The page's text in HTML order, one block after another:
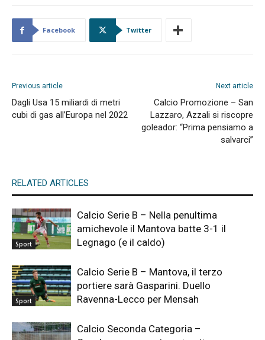
Facebook Twitter
Previous article
Dagli Usa 15 miliardi di metri
cubi di gas all’Europa nel 2022
Next article
Calcio Promozione – San
Lazzaro, Azzali si riscopre
goleador: “Prima pensiamo a
salvarci”
RELATED ARTICLES
Sport
Calcio Serie B – Nella penultima
amichevole il Mantova batte 3-1 il
Legnago (e il caldo)
Sport
Calcio Serie B – Mantova, il terzo
portiere sarà Gasparini. Duello
Ravenna-Lecco per Mensah
Calcio Seconda Categoria –